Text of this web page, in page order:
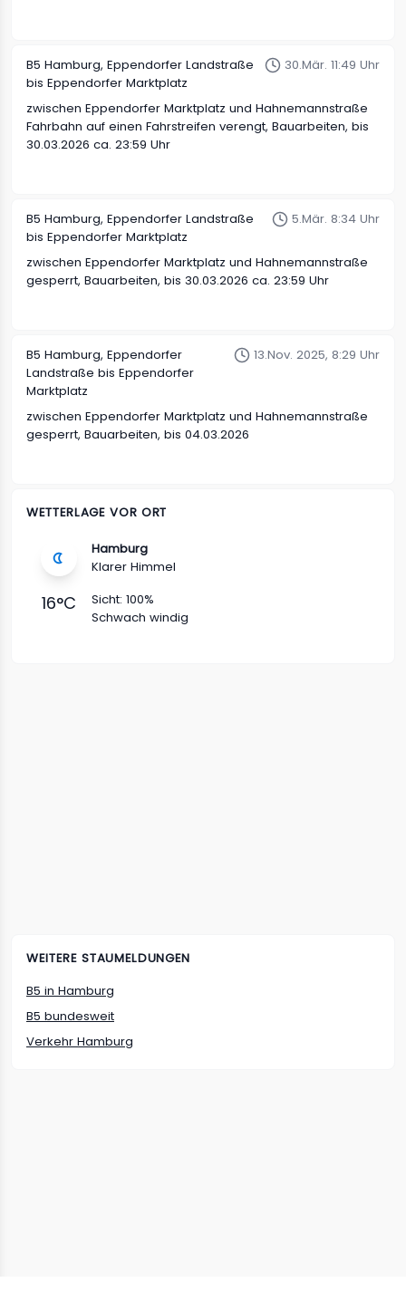
B5 Hamburg, Eppendorfer Landstraße
bis Eppendorfer Marktplatz
30.Mär. 11:49 Uhr
zwischen Eppendorfer Marktplatz und Hahnemannstraße
Fahrbahn auf einen Fahrstreifen verengt, Bauarbeiten, bis
30.03.2026 ca. 23:59 Uhr
B5 Hamburg, Eppendorfer Landstraße
bis Eppendorfer Marktplatz
5.Mär. 8:34 Uhr
zwischen Eppendorfer Marktplatz und Hahnemannstraße
gesperrt, Bauarbeiten, bis 30.03.2026 ca. 23:59 Uhr
B5 Hamburg, Eppendorfer
Landstraße bis Eppendorfer
Marktplatz
13.Nov. 2025, 8:29 Uhr
zwischen Eppendorfer Marktplatz und Hahnemannstraße
gesperrt, Bauarbeiten, bis 04.03.2026
WETTERLAGE VOR ORT
Hamburg
Klarer Himmel
16°C Sicht: 100%
Schwach windig
WEITERE STAUMELDUNGEN
B5 in Hamburg
B5 bundesweit
Verkehr Hamburg